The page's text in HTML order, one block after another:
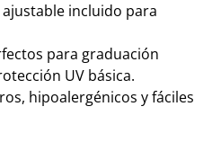
incluido para
para graduación
UV básica.
hipoalergénicos y fáciles